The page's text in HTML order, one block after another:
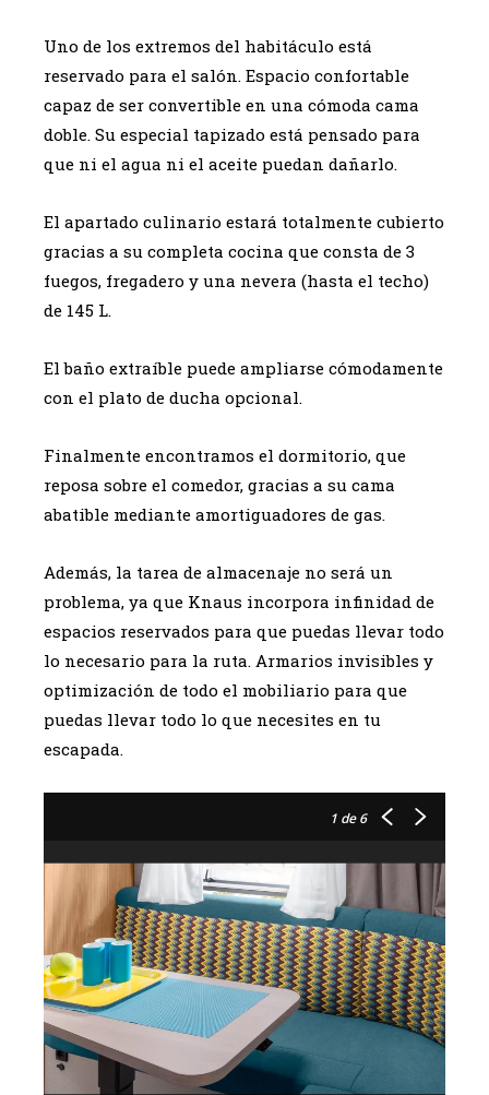
Uno de los extremos del habitáculo está
reservado para el salón. Espacio confortable
capaz de ser convertible en una cómoda cama
doble. Su especial tapizado está pensado para
que ni el agua ni el aceite puedan dañarlo.
El apartado culinario estará totalmente cubierto
gracias a su completa cocina que consta de 3
fuegos, fregadero y una nevera (hasta el techo)
de 145 L.
El baño extraíble puede ampliarse cómodamente
con el plato de ducha opcional.
Finalmente encontramos el dormitorio, que
reposa sobre el comedor, gracias a su cama
abatible mediante amortiguadores de gas.
Además, la tarea de almacenaje no será un
problema, ya que Knaus incorpora infinidad de
espacios reservados para que puedas llevar todo
lo necesario para la ruta. Armarios invisibles y
optimización de todo el mobiliario para que
puedas llevar todo lo que necesites en tu
escapada.
1 de 6